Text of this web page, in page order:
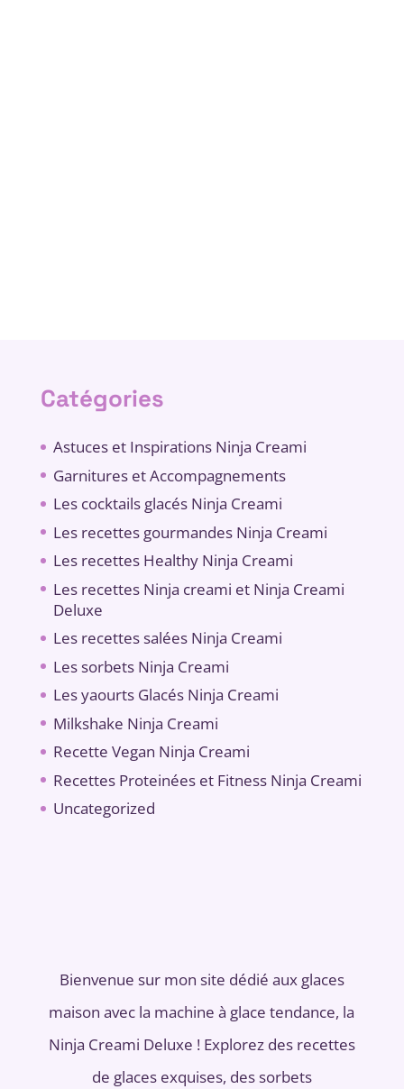
Catégories
Astuces et Inspirations Ninja Creami
Garnitures et Accompagnements
Les cocktails glacés Ninja Creami
Les recettes gourmandes Ninja Creami
Les recettes Healthy Ninja Creami
Les recettes Ninja creami et Ninja Creami
Deluxe
Les recettes salées Ninja Creami
Les sorbets Ninja Creami
Les yaourts Glacés Ninja Creami
Milkshake Ninja Creami
Recette Vegan Ninja Creami
Recettes Proteinées et Fitness Ninja Creami
Uncategorized
Bienvenue sur mon site dédié aux glaces
maison avec la machine à glace tendance, la
Ninja Creami Deluxe ! Explorez des recettes
de glaces exquises, des sorbets